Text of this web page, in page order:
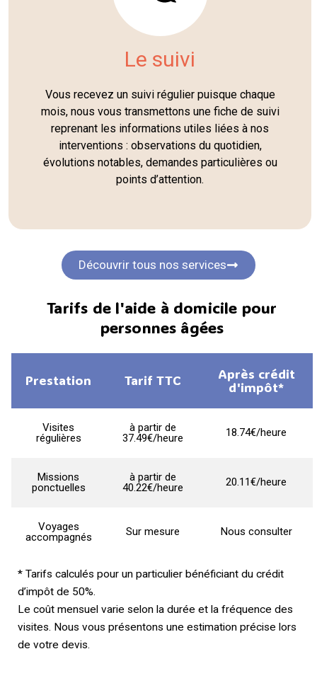
Le suivi
Vous recevez un suivi régulier puisque chaque
mois, nous vous transmettons une fiche de suivi
reprenant les informations utiles liées à nos
interventions : observations du quotidien,
évolutions notables, demandes particulières ou
points d’attention.
Découvrir tous nos services
Tarifs de l'aide à domicile pour
personnes âgées
Prestation Tarif TTC Après crédit
d'impôt*
Visites
régulières
à partir de
37.49€/heure
18.74€/heure
Missions
ponctuelles
à partir de
40.22€/heure
20.11€/heure
Voyages
accompagnés
Sur mesure Nous consulter
* Tarifs calculés pour un particulier bénéficiant du crédit
d’impôt de 50%.
Le coût mensuel varie selon la durée et la fréquence des
visites. Nous vous présentons une estimation précise lors
de votre devis.